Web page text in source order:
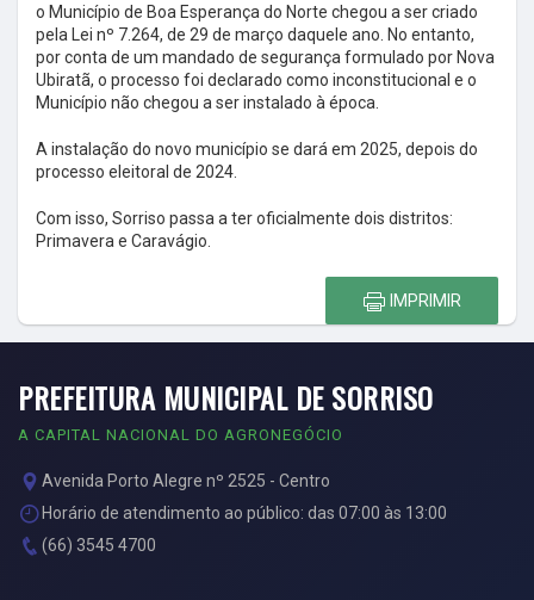
o Município de Boa Esperança do Norte chegou a ser criado
pela Lei nº 7.264, de 29 de março daquele ano. No entanto,
por conta de um mandado de segurança formulado por Nova
Ubiratã, o processo foi declarado como inconstitucional e o
Município não chegou a ser instalado à época.
A instalação do novo município se dará em 2025, depois do
processo eleitoral de 2024.
Com isso, Sorriso passa a ter oficialmente dois distritos:
Primavera e Caravágio.
IMPRIMIR
PREFEITURA MUNICIPAL DE SORRISO
A CAPITAL NACIONAL DO AGRONEGÓCIO
Avenida Porto Alegre nº 2525 - Centro
Horário de atendimento ao público: das 07:00 às 13:00
(66) 3545 4700